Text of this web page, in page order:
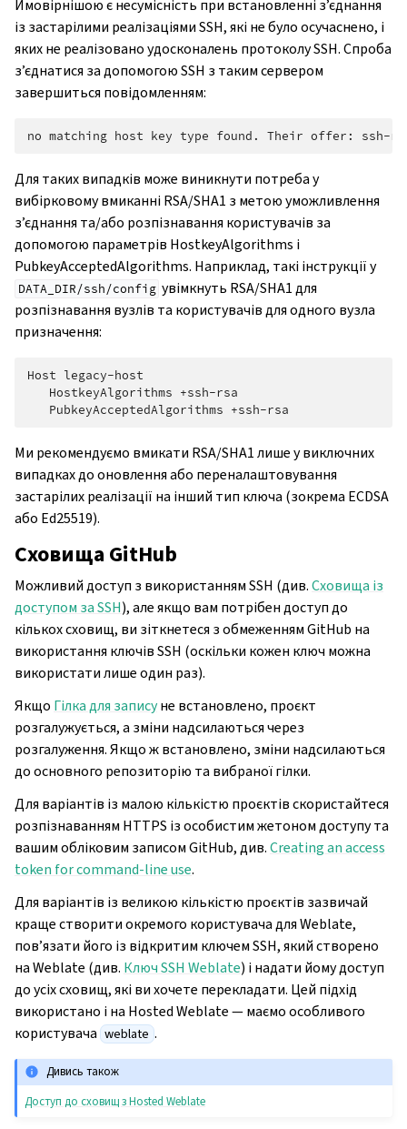
Ймовірнішою є несумісність при встановленні з’єднання
із застарілими реалізаціями SSH, які не було осучаснено, і
яких не реалізовано удосконалень протоколу SSH. Спроба
з’єднатися за допомогою SSH з таким сервером
завершиться повідомленням:
Для таких випадків може виникнути потреба у
вибірковому вмиканні RSA/SHA1 з метою уможливлення
з’єднання та/або розпізнавання користувачів за
допомогою параметрів HostkeyAlgorithms і
PubkeyAcceptedAlgorithms. Наприклад, такі інструкції у
DATA_DIR/ssh/config увімкнуть RSA/SHA1 для
розпізнавання вузлів та користувачів для одного вузла
призначення:
Host legacy-host
   HostkeyAlgorithms +ssh-rsa
Ми рекомендуємо вмикати RSA/SHA1 лише у виключних
випадках до оновлення або переналаштовування
застарілих реалізації на інший тип ключа (зокрема ECDSA
або Ed25519).
Сховища GitHub
Можливий доступ з використанням SSH (див.Сховища із
доступом за SSH), але якщо вам потрібен доступ до
кількох сховищ, ви зіткнетеся з обмеженням GitHub на
використання ключів SSH (оскільки кожен ключ можна
використати лише один раз).
Якщо Гілка для записуне встановлено, проєкт
розгалужується, а зміни надсилаються через
розгалуження. Якщо ж встановлено, зміни надсилаються
до основного репозиторію та вибраної гілки.
Для варіантів із малою кількістю проєктів скористайтеся
розпізнаванням HTTPS із особистим жетоном доступу та
вашим обліковим записом GitHub, див.Creating an access
token for command-line use.
Для варіантів із великою кількістю проєктів зазвичай
краще створити окремого користувача для Weblate,
пов’язати його із відкритим ключем SSH, який створено
на Weblate (див. Ключ SSH Weblate) і надати йому доступ
до усіх сховищ, які ви хочете перекладати. Цей підхід
використано і на Hosted Weblate — маємо особливого
користувача weblate .
Дивись також
Доступ до сховищ з Hosted Weblate